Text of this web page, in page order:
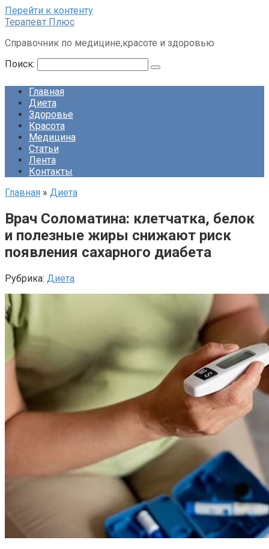
Перейти к контенту
Терапевт Плюс
Справочник по медицине,красоте и здоровью
Поиск:
Главная
Диета
Здоровье
Красота
Медицина
Статьи
Лента
Контакты
Главная » Диета
Врач Соломатина: клетчатка, белок
и полезные жиры снижают риск
появления сахарного диабета
Рубрика: Диета